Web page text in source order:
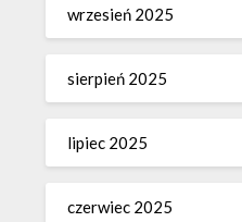
wrzesień 2025
sierpień 2025
lipiec 2025
czerwiec 2025